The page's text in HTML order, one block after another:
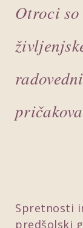
Otroci so
Spretnosti
predšolski